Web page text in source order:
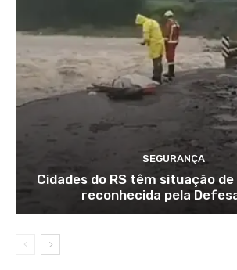
SEGURANÇA
Cidades do RS têm situação
reconhecida pela